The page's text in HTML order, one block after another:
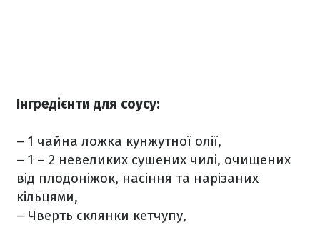
Інгредієнти для соусу:
– 1 чайна ложка кунжутної олії,
– 1 – 2 невеликих сушених чилі, очищених
від плодоніжок, насіння та нарізаних
кільцями,
– Чверть склянки кетчупу,